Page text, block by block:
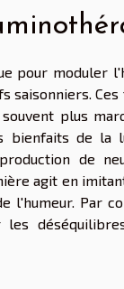
pour moduler
saisonniers.
plus
bienfaits de la
de
agit en
l'humeur. Par
les